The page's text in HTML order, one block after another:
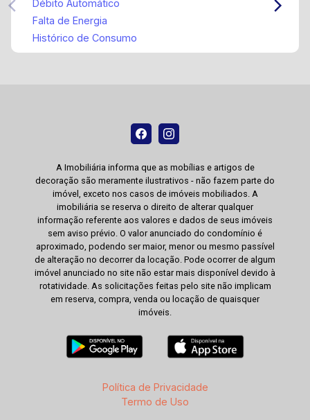
Débito Automático
Falta de Energia
Histórico de Consumo
A Imobiliária informa que as mobílias e artigos de
decoração são meramente ilustrativos - não fazem parte do
imóvel, exceto nos casos de imóveis mobiliados. A
imobiliária se reserva o direito de alterar qualquer
informação referente aos valores e dados de seus imóveis
sem aviso prévio. O valor anunciado do condomínio é
aproximado, podendo ser maior, menor ou mesmo passível
de alteração no decorrer da locação. Pode ocorrer de algum
imóvel anunciado no site não estar mais disponível devido à
rotatividade. As solicitações feitas pelo site não implicam
em reserva, compra, venda ou locação de quaisquer
imóveis.
Política de Privacidade
Termo de Uso